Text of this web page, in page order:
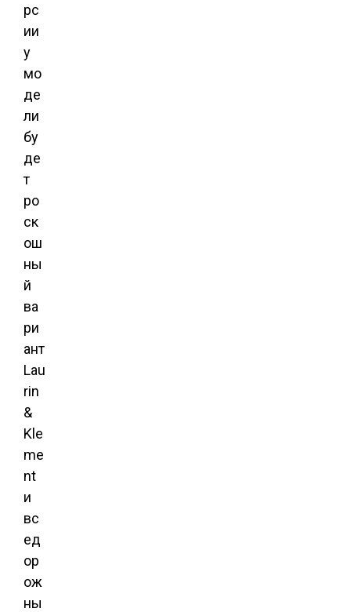
рс
ии
у
мо
де
ли
бу
де
т
ро
ск
ош
ны
й
ва
ри
ант
Lau
rin
&
Kle
me
nt
и
вс
ед
ор
ож
ны